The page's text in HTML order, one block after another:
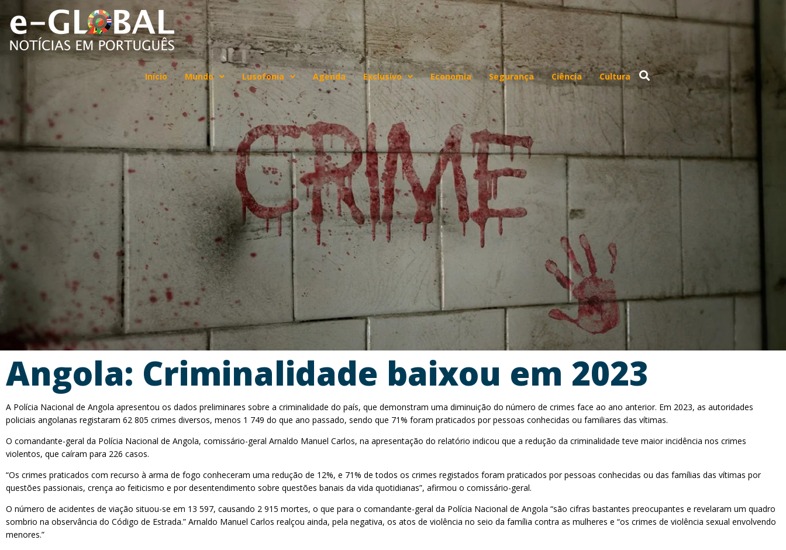
Início Mundo Lusofonia Agenda Exclusivo Economia Segurança Ciência Cultura
Angola: Criminalidade baixou em 2023
A Polícia Nacional de Angola apresentou os dados preliminares sobre a criminalidade do país, que demonstram uma diminuição do número de crimes face ao ano anterior. Em 2023, as autoridades
policiais angolanas registaram 62 805 crimes diversos, menos 1 749 do que ano passado, sendo que 71% foram praticados por pessoas conhecidas ou familiares das vítimas.
O comandante-geral da Polícia Nacional de Angola, comissário-geral Arnaldo Manuel Carlos, na apresentação do relatório indicou que a redução da criminalidade teve maior incidência nos crimes
violentos, que caíram para 226 casos.
“Os crimes praticados com recurso à arma de fogo conheceram uma redução de 12%, e 71% de todos os crimes registados foram praticados por pessoas conhecidas ou das famílias das vítimas por
questões passionais, crença ao feiticismo e por desentendimento sobre questões banais da vida quotidianas”, afirmou o comissário-geral.
O número de acidentes de viação situou-se em 13 597, causando 2 915 mortes, o que para o comandante-geral da Polícia Nacional de Angola “são cifras bastantes preocupantes e revelaram um quadro
sombrio na observância do Código de Estrada.” Arnaldo Manuel Carlos realçou ainda, pela negativa, os atos de violência no seio da família contra as mulheres e “os crimes de violência sexual envolvendo
menores.”